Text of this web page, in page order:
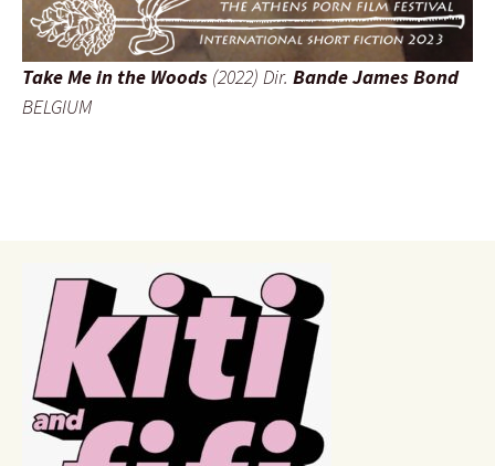
Take Me in the Woods (2022) Dir. Bande James Bond
BELGIUM